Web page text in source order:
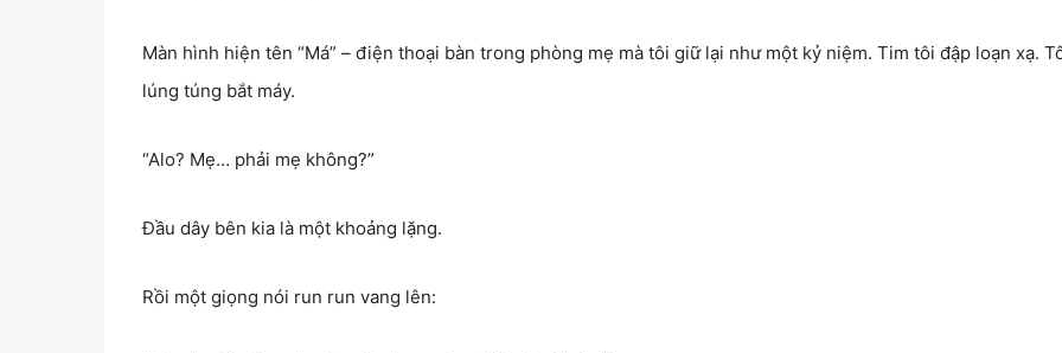
Màn hình hiện tên “Má” – điện thoại bàn trong phòng mẹ mà tôi giữ lại như một kỷ niệm. Tim tôi đập loạn xạ.
lúng túng bắt máy.
“Alo? Mẹ… phải mẹ không?”
Đầu dây bên kia là một khoảng lặng.
Rồi một giọng nói run run vang lên: